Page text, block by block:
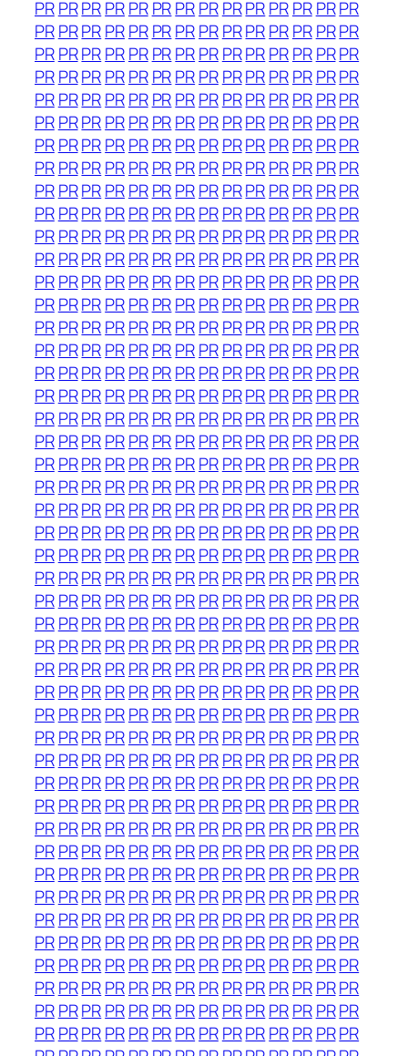
PRPRPRPRPR PRPRPRPRPRPRPR PRPR
PRPRPRPRPR PRPRPRPRPRPRPR PRPR
PRPRPRPRPR PRPRPRPRPRPRPR PRPR
PRPRPRPRPR PRPRPRPRPRPRPR PRPR
PRPRPRPRPR PRPRPRPRPRPRPR PRPR
PRPRPRPRPR PRPRPRPRPRPRPR PRPR
PRPRPRPRPR PRPRPRPRPRPRPR PRPR
PRPRPRPRPR PRPRPRPRPRPRPR PRPR
PRPRPRPRPR PRPRPRPRPRPRPR PRPR
PRPRPRPRPR PRPRPRPRPRPRPR PRPR
PRPRPRPRPR PRPRPRPRPRPRPR PRPR
PRPRPRPRPR PRPRPRPRPRPRPR PRPR
PRPRPRPRPR PRPRPRPRPRPRPR PRPR
PRPRPRPRPR PRPRPRPRPRPRPR PRPR
PRPRPRPRPR PRPRPRPRPRPRPR PRPR
PRPRPRPRPR PRPRPRPRPRPRPR PRPR
PRPRPRPRPR PRPRPRPRPRPRPR PRPR
PRPRPRPRPR PRPRPRPRPRPRPR PRPR
PRPRPRPRPR PRPRPRPRPRPRPR PRPR
PRPRPRPRPR PRPRPRPRPRPRPR PRPR
PRPRPRPRPR PRPRPRPRPRPRPR PRPR
PRPRPRPRPR PRPRPRPRPRPRPR PRPR
PRPRPRPRPR PRPRPRPRPRPRPR PRPR
PRPRPRPRPR PRPRPRPRPRPRPR PRPR
PRPRPRPRPR PRPRPRPRPRPRPR PRPR
PRPRPRPRPR PRPRPRPRPRPRPR PRPR
PRPRPRPRPR PRPRPRPRPRPRPR PRPR
PRPRPRPRPR PRPRPRPRPRPRPR PRPR
PRPRPRPRPR PRPRPRPRPRPRPR PRPR
PRPRPRPRPR PRPRPRPRPRPRPR PRPR
PRPRPRPRPR PRPRPRPRPRPRPR PRPR
PRPRPRPRPR PRPRPRPRPRPRPR PRPR
PRPRPRPRPR PRPRPRPRPRPRPR PRPR
PRPRPRPRPR PRPRPRPRPRPRPR PRPR
PRPRPRPRPR PRPRPRPRPRPRPR PRPR
PRPRPRPRPR PRPRPRPRPRPRPR PRPR
PRPRPRPRPR PRPRPRPRPRPRPR PRPR
PRPRPRPRPR PRPRPRPRPRPRPR PRPR
PRPRPRPRPR PRPRPRPRPRPRPR PRPR
PRPRPRPRPR PRPRPRPRPRPRPR PRPR
PRPRPRPRPR PRPRPRPRPRPRPR PRPR
PRPRPRPRPR PRPRPRPRPRPRPR PRPR
PRPRPRPRPR PRPRPRPRPRPRPR PRPR
PRPRPRPRPR PRPRPRPRPRPRPR PRPR
PRPRPRPRPR PRPRPRPRPRPRPR PRPR
PRPRPRPRPR PRPRPRPRPRPRPR PRPR